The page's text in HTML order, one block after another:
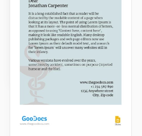
suficientemente oficial, mas
ao mesmo tempo você deve
adicionar um toque
especial a ele.
Google Docs